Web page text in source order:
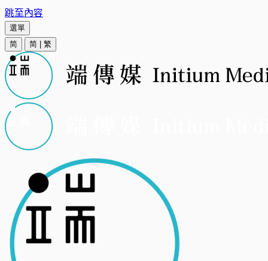
跳至內容
選單
简
简 繁